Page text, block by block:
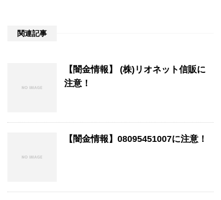
関連記事
【闇金情報】 (株)リオネット信販に
注意！
【闇金情報】08095451007に注意！